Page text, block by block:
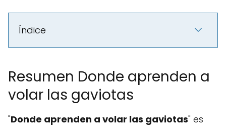
Índice
Resumen Donde aprenden a
volar las gaviotas
"Donde aprenden a volar las gaviotas" es